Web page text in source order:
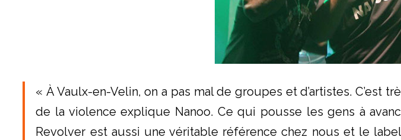
« À Vaulx-en-Velin, on a pas mal de groupes et d’artistes. C’est
de la violence explique Nanoo. Ce qui pousse les gens à
Revolver est aussi une véritable référence chez nous et le